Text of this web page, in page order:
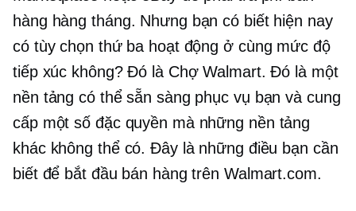
hàng hàng tháng. Nhưng bạn có biết hiện nay
có tùy chọn thứ ba hoạt động ở cùng mức độ
tiếp xúc không? Đó là Chợ Walmart. Đó là một
nền tảng có thể sẵn sàng phục vụ bạn và cung
cấp một số đặc quyền mà những nền tảng
khác không thể có. Đây là những điều bạn cần
biết để bắt đầu bán hàng trên Walmart.com.